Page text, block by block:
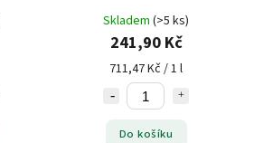
Skladem (>5 ks)
241,90 Kč
711,47 Kč / 1 l
Do košíku